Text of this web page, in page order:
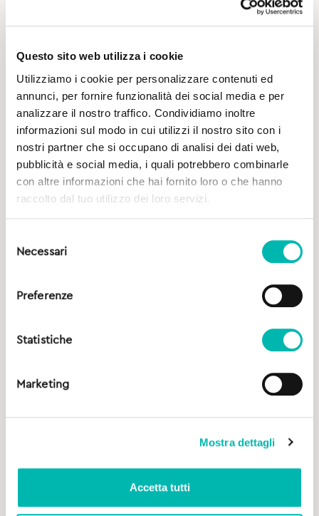
Questo sito web utilizza i cookie
Utilizziamo i cookie per personalizzare contenuti ed
annunci, per fornire funzionalità dei social media e per
analizzare il nostro traffico. Condividiamo inoltre
informazioni sul modo in cui utilizzi il nostro sito con i
nostri partner che si occupano di analisi dei dati web,
pubblicità e social media, i quali potrebbero combinarle
con altre informazioni che hai fornito loro o che hanno
raccolto dal tuo utilizzo dei loro servizi.
delNecessari
Preferenze
Statistiche
Marketing
Mostra dettagli
Accetta tutti
Potrebbe Interessarti